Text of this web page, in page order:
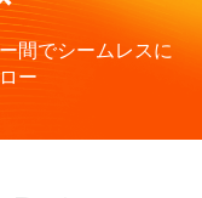
間でシームレスに
ー